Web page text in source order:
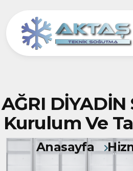
AĞRI
Kurulum Ve
Anasayfa